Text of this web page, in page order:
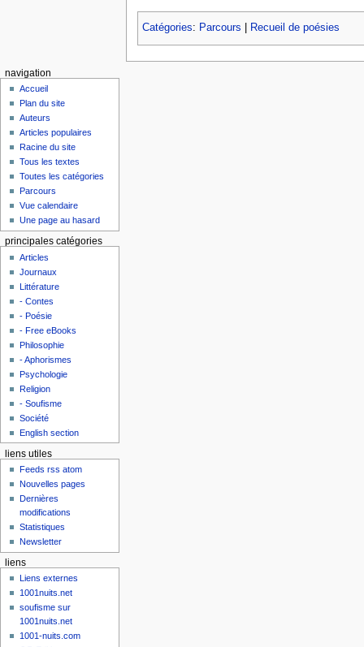
Catégories: Parcours Recueil de poésies
navigation
Accueil
Plan du site
Auteurs
Articles populaires
Racine du site
Tous les textes
Toutes les catégories
Parcours
Vue calendaire
Une page au hasard
principales catégories
Articles
Journaux
Littérature
- Contes
- Poésie
- Free eBooks
Philosophie
- Aphorismes
Psychologie
Religion
- Soufisme
Société
English section
liens utiles
Feeds rss atom
Nouvelles pages
Dernières
modifications
Statistiques
Newsletter
liens
Liens externes
1001nuits.net
soufisme sur
1001nuits.net
1001-nuits.com